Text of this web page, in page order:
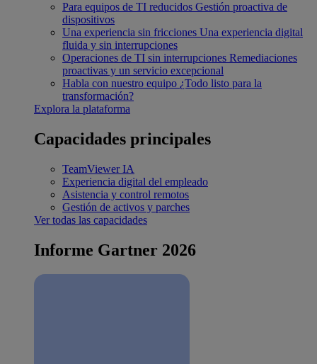
Para equipos de TI reducidos Gestión proactiva de
dispositivos
Una experiencia sin fricciones Una experiencia digital
fluida y sin interrupciones
Operaciones de TI sin interrupciones Remediaciones
proactivas y un servicio excepcional
Habla con nuestro equipo ¿Todo listo para la
transformación?
Explora la plataforma
Capacidades principales
TeamViewer IA
Experiencia digital del empleado
Asistencia y control remotos
Gestión de activos y parches
Ver todas las capacidades
Informe Gartner 2026